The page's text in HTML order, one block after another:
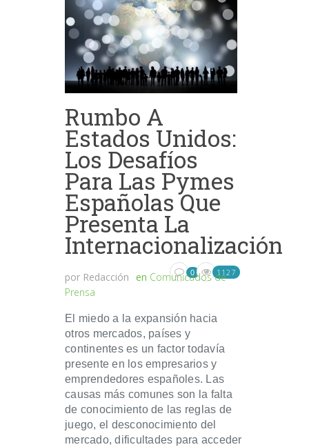
Rumbo A
Estados Unidos:
Los Desafíos
Para Las Pymes
Españolas Que
Presenta La
Internacionalización
por Redacción en Comunicados de
Prensa
0 1127
El miedo a la expansión hacia
otros mercados, países y
continentes es un factor todavía
presente en los empresarios y
emprendedores españoles. Las
causas más comunes son la falta
de conocimiento de las reglas de
juego, el desconocimiento del
mercado, dificultades para acceder